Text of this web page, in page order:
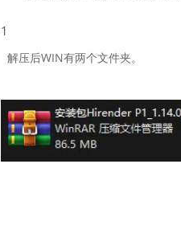
1
解压后WIN有两个文件夹。